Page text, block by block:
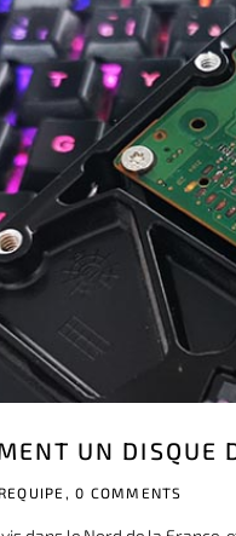
UN DISQUE
0 COMMENTS